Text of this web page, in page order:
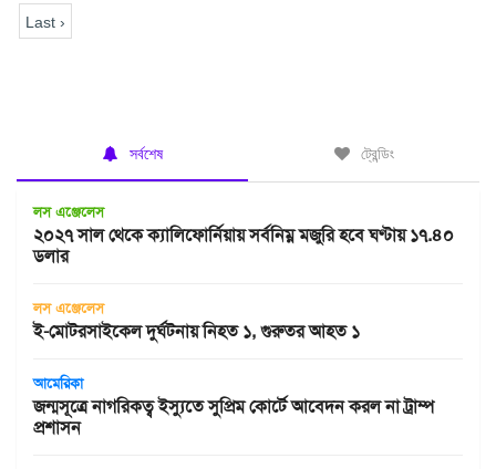
Last ›
সর্বশেষ ট্রেন্ডিং
লস এঞ্জেলেস
২০২৭ সাল থেকে ক্যালিফোর্নিয়ায় সর্বনিম্ন মজুরি হবে ঘণ্টায় ১৭.৪০
ডলার
লস এঞ্জেলেস
ই-মোটরসাইকেল দুর্ঘটনায় নিহত ১, গুরুতর আহত ১
আমেরিকা
জন্মসূত্রে নাগরিকত্ব ইস্যুতে সুপ্রিম কোর্টে আবেদন করল না ট্রাম্প
প্রশাসন